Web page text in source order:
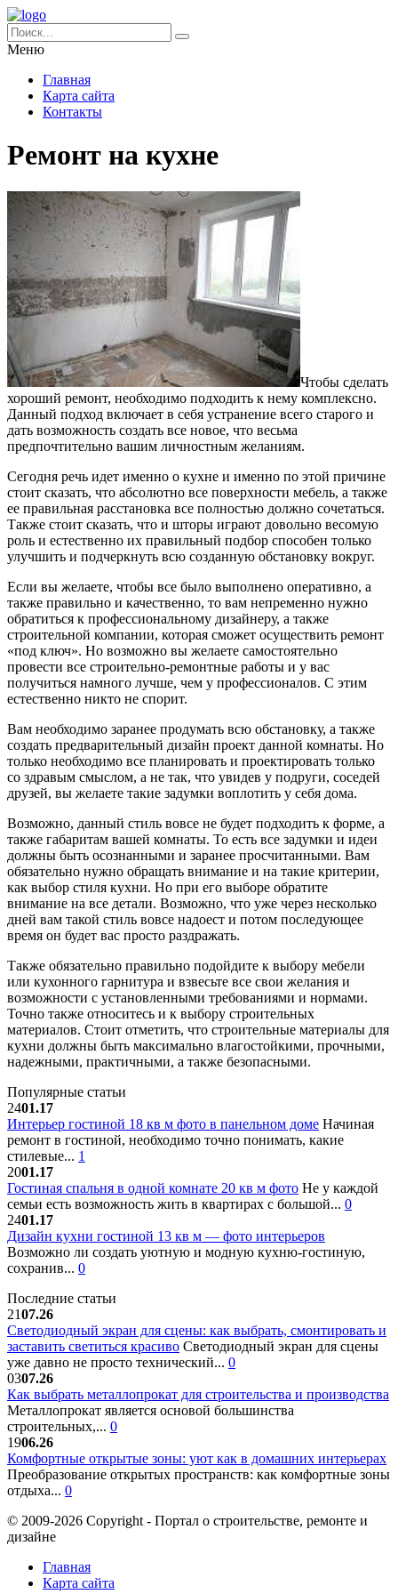
Меню
Главная
Карта сайта
Контакты
Ремонт на кухне
Чтобы сделать
хороший ремонт, необходимо подходить к нему комплексно.
Данный подход включает в себя устранение всего старого и
дать возможность создать все новое, что весьма
предпочтительно вашим личностным желаниям.
Сегодня речь идет именно о кухне и именно по этой причине
стоит сказать, что абсолютно все поверхности мебель, а также
ее правильная расстановка все полностью должно сочетаться.
Также стоит сказать, что и шторы играют довольно весомую
роль и естественно их правильный подбор способен только
улучшить и подчеркнуть всю созданную обстановку вокруг.
Если вы желаете, чтобы все было выполнено оперативно, а
также правильно и качественно, то вам непременно нужно
обратиться к профессиональному дизайнеру, а также
строительной компании, которая сможет осуществить ремонт
«под ключ». Но возможно вы желаете самостоятельно
провести все строительно-ремонтные работы и у вас
получиться намного лучше, чем у профессионалов. С этим
естественно никто не спорит.
Вам необходимо заранее продумать всю обстановку, а также
создать предварительный дизайн проект данной комнаты. Но
только необходимо все планировать и проектировать только
со здравым смыслом, а не так, что увидев у подруги, соседей
друзей, вы желаете такие задумки воплотить у себя дома.
Возможно, данный стиль вовсе не будет подходить к форме, а
также габаритам вашей комнаты. То есть все задумки и идеи
должны быть осознанными и заранее просчитанными. Вам
обязательно нужно обращать внимание и на такие критерии,
как выбор стиля кухни. Но при его выборе обратите
внимание на все детали. Возможно, что уже через несколько
дней вам такой стиль вовсе надоест и потом последующее
время он будет вас просто раздражать.
Также обязательно правильно подойдите к выбору мебели
или кухонного гарнитура и взвесьте все свои желания и
возможности с установленными требованиями и нормами.
Точно также относитесь и к выбору строительных
материалов. Стоит отметить, что строительные материалы для
кухни должны быть максимально влагостойкими, прочными,
надежными, практичными, а также безопасными.
Популярные статьи
2401.17
Интерьер гостиной 18 кв м фото в панельном доме Начиная
ремонт в гостиной, необходимо точно понимать, какие
стилевые... 1
2001.17
Гостиная спальня в одной комнате 20 кв м фото Не у каждой
семьи есть возможность жить в квартирах с большой... 0
2401.17
Дизайн кухни гостиной 13 кв м — фото интерьеров
Возможно ли создать уютную и модную кухню-гостиную,
сохранив... 0
Последние статьи
2107.26
Светодиодный экран для сцены: как выбрать, смонтировать и
заставить светиться красиво Светодиодный экран для сцены
уже давно не просто технический... 0
0307.26
Как выбрать металлопрокат для строительства и производства
Металлопрокат является основой большинства
строительных,... 0
1906.26
Комфортные открытые зоны: уют как в домашних интерьерах
Преобразование открытых пространств: как комфортные зоны
отдыха... 0
© 2009-2026 Copyright - Портал о строительстве, ремонте и
дизайне
Главная
Карта сайта